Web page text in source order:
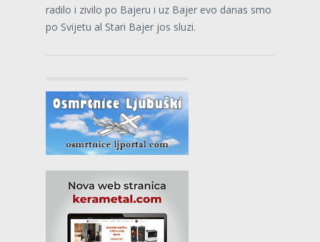
radilo i zivilo po Bajeru i uz Bajer evo danas smo
po Svijetu al Stari Bajer jos sluzi.